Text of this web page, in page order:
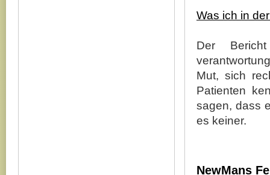
Was ich in
Der
Mut, sich
Patienten
sagen, dass
es keiner.
NewMans